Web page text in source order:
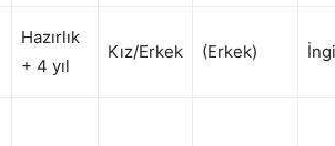
Hazırlık
+ 4 yıl
Kız/Erkek (Erkek)